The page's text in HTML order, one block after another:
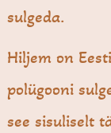
sulgeda.
Hiljem on
polügooni
see sisuliselt